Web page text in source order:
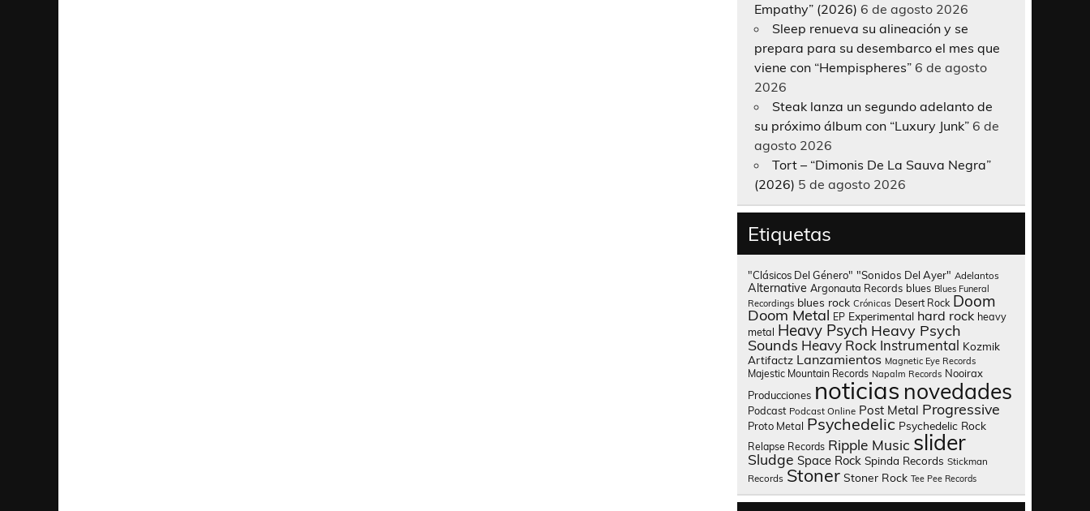
Empathy” (2026) 6 de agosto 2026
Sleep renueva su alineación y se
prepara para su desembarco el mes que
viene con “Hempispheres” 6 de agosto
2026
Steak lanza un segundo adelanto de
su próximo álbum con “Luxury Junk” 6 de
agosto 2026
Tort – “Dimonis De La Sauva Negra”
(2026) 5 de agosto 2026
Etiquetas
"Clásicos Del Género" "Sonidos Del Ayer" Adelantos
Alternative Argonauta Records blues Blues Funeral
Recordings blues rock Crónicas Desert Rock Doom
Doom Metal EP Experimental hard rock heavy
metal Heavy Psych Heavy Psych
Sounds Heavy Rock Instrumental Kozmik
Artifactz Lanzamientos Magnetic Eye Records
Majestic Mountain Records Napalm Records Nooirax
Producciones noticias novedades
Podcast Podcast Online Post Metal Progressive
Proto Metal Psychedelic Psychedelic Rock
Relapse Records Ripple Music slider
Sludge Space Rock Spinda Records Stickman
Records Stoner Stoner Rock Tee Pee Records